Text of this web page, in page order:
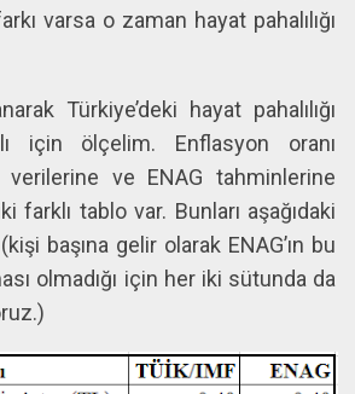
varsa o zaman hayat pahalılığı
Türkiye’deki hayat pahalılığı
için ölçelim. Enflasyon oranı
verilerine ve ENAG tahminlerine
farklı tablo var. Bunları aşağıdaki
başına gelir olarak ENAG’ın bu
olmadığı için her iki sütunda da